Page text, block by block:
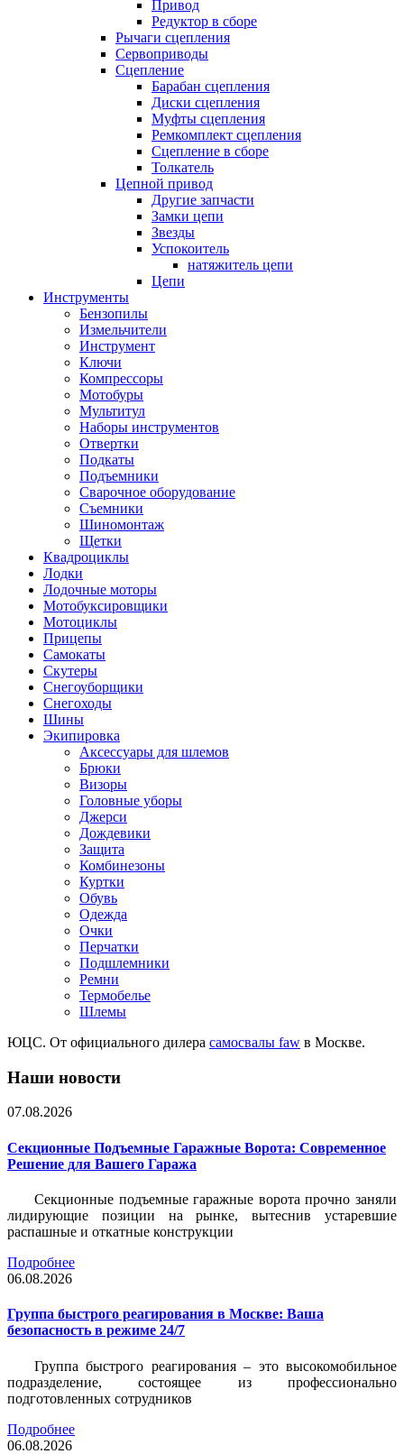
Привод
Редуктор в сборе
Рычаги сцепления
Сервоприводы
Сцепление
Барабан сцепления
Диски сцепления
Муфты сцепления
Ремкомплект сцепления
Сцепление в сборе
Толкатель
Цепной привод
Другие запчасти
Замки цепи
Звезды
Успокоитель
натяжитель цепи
Цепи
Инструменты
Бензопилы
Измельчители
Инструмент
Ключи
Компрессоры
Мотобуры
Мультитул
Наборы инструментов
Отвертки
Подкаты
Подъемники
Сварочное оборудование
Съемники
Шиномонтаж
Щетки
Квадроциклы
Лодки
Лодочные моторы
Мотобуксировщики
Мотоциклы
Прицепы
Самокаты
Скутеры
Снегоуборщики
Снегоходы
Шины
Экипировка
Аксессуары для шлемов
Брюки
Визоры
Головные уборы
Джерси
Дождевики
Защита
Комбинезоны
Куртки
Обувь
Одежда
Очки
Перчатки
Подшлемники
Ремни
Термобелье
Шлемы
ЮЦС. От официального дилера самосвалы faw в Москве.
Наши новости
07.08.2026
Секционные Подъемные Гаражные Ворота: Современное
Решение для Вашего Гаража
Секционные подъемные гаражные ворота прочно заняли
лидирующие позиции на рынке, вытеснив устаревшие
распашные и откатные конструкции
Подробнее
06.08.2026
Группа быстрого реагирования в Москве: Ваша
безопасность в режиме 24/7
Группа быстрого реагирования – это высокомобильное
подразделение, состоящее из профессионально
подготовленных сотрудников
Подробнее
06.08.2026